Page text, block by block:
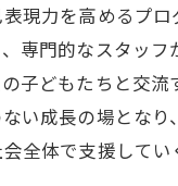
現力を高めるプ
専門的なスタッ
子どもたちと交
い成長の場とな
全体で支援してい